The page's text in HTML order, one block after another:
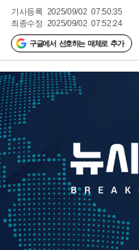
기사등록 2025/09/02 07:50:35
최종수정 2025/09/02 07:52:24
구글에서 선호하는 매체로 추가